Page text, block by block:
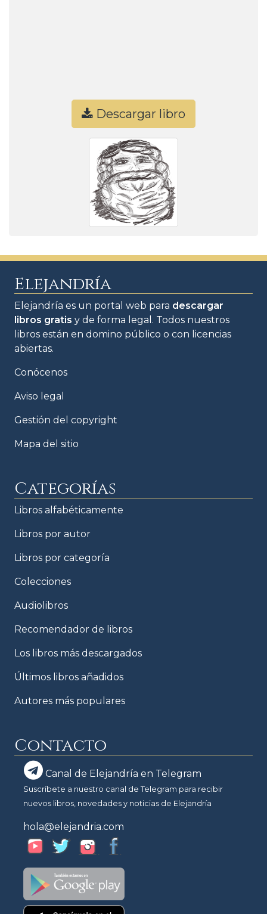
Descargar libro
Elejandría
Elejandría es un portal web para descargar
libros gratis y de forma legal. Todos nuestros
libros están en domino público o con licencias
abiertas.
Conócenos
Aviso legal
Gestión del copyright
Mapa del sitio
Categorías
Libros alfabéticamente
Libros por autor
Libros por categoría
Colecciones
Audiolibros
Recomendador de libros
Los libros más descargados
Últimos libros añadidos
Autores más populares
Contacto
Canal de Elejandría en Telegram
Suscríbete a nuestro canal de Telegram para recibir
nuevos libros, novedades y noticias de Elejandría
hola@elejandria.com